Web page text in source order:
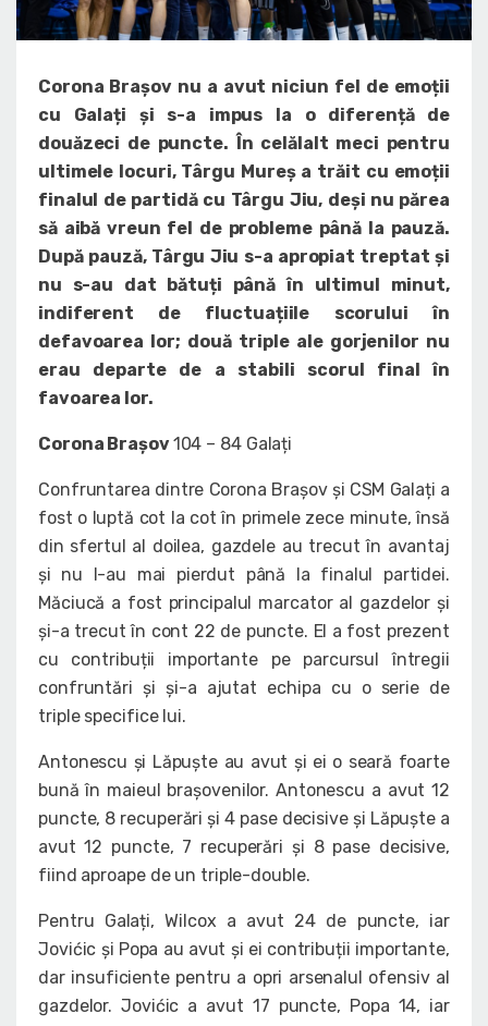
Corona Brașov nu a avut niciun fel de emoții
cu Galați și s-a impus la o diferență de
douăzeci de puncte. În celălalt meci pentru
ultimele locuri, Târgu Mureș a trăit cu emoții
finalul de partidă cu Târgu Jiu, deși nu părea
să aibă vreun fel de probleme până la pauză.
După pauză, Târgu Jiu s-a apropiat treptat și
nu s-au dat bătuți până în ultimul minut,
indiferent de fluctuațiile scorului în
defavoarea lor; două triple ale gorjenilor nu
erau departe de a stabili scorul final în
favoarea lor.
Corona Brașov 104 – 84 Galați
Confruntarea dintre Corona Brașov și CSM Galați a
fost o luptă cot la cot în primele zece minute, însă
din sfertul al doilea, gazdele au trecut în avantaj
și nu l-au mai pierdut până la finalul partidei.
Măciucă a fost principalul marcator al gazdelor și
și-a trecut în cont 22 de puncte. El a fost prezent
cu contribuții importante pe parcursul întregii
confruntări și și-a ajutat echipa cu o serie de
triple specifice lui.
Antonescu și Lăpuște au avut și ei o seară foarte
bună în maieul brașovenilor. Antonescu a avut 12
puncte, 8 recuperări și 4 pase decisive și Lăpuște a
avut 12 puncte, 7 recuperări și 8 pase decisive,
fiind aproape de un triple-double.
Pentru Galați, Wilcox a avut 24 de puncte, iar
Jovićic și Popa au avut și ei contribuții importante,
dar insuficiente pentru a opri arsenalul ofensiv al
gazdelor. Jovićic a avut 17 puncte, Popa 14, iar